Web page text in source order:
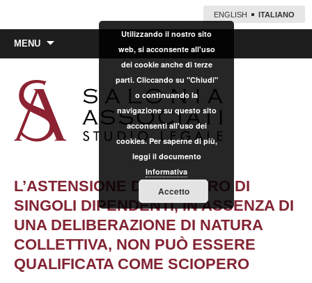
ENGLISH ITALIANO
MENU
L’ASTENSIONE DAL LAVORO DI
SINGOLI DIPENDENTI, IN ASSENZA DI
UNA DELIBERAZIONE DI NATURA
COLLETTIVA, NON PUÒ ESSERE
QUALIFICATA COME SCIOPERO
Utilizzando il nostro sito
web, si acconsente all'uso
dei cookie anche di terze
parti. Cliccando su "Chiudi"
o continuando la
navigazione su questo sito
acconsenti all'uso dei
cookies. Per saperne di più,
leggi il documento
Informativa
Accetto